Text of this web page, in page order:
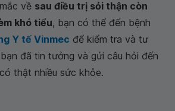
về sau điều trị sỏi thận còn
khó tiểu, bạn có thể đến bệnh
Y tế Vinmec để kiểm tra và tư
đã tin tưởng và gửi câu hỏi đến
thật nhiều sức khỏe.